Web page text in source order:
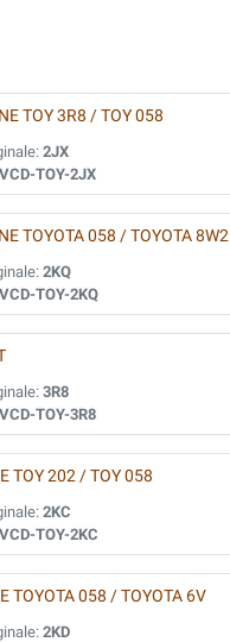
TOY 3R8 / TOY 058
2JX
VCD-TOY-2JX
TOYOTA 058 / TOYOTA 8W2
2KQ
VCD-TOY-2KQ
3R8
VCD-TOY-3R8
TOY 202 / TOY 058
2KC
VCD-TOY-2KC
TOYOTA 058 / TOYOTA 6V
2KD